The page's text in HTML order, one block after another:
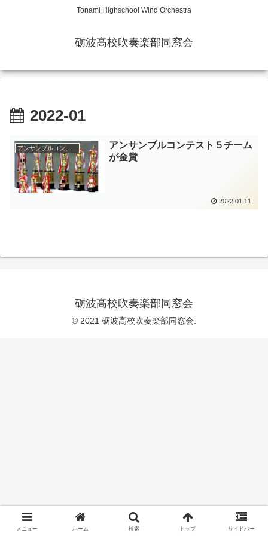
Tonami Highschool Wind Orchestra
砺波高校吹奏楽部同窓会
2022-01
アンサンブルコンテスト
アンサンブルコンテスト５チーム
が金賞
2022.01.11
砺波高校吹奏楽部同窓会
© 2021 砺波高校吹奏楽部同窓会.
メニュー ホーム 検索 トップ サイドバー